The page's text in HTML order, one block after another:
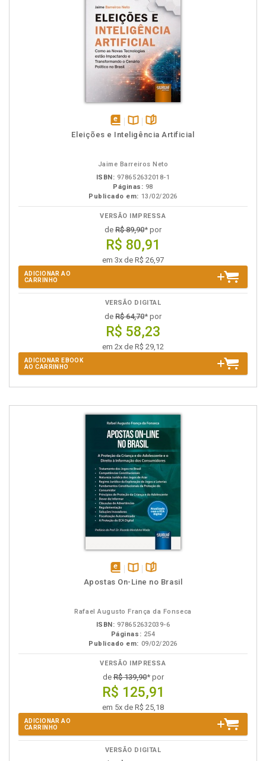
disponívelDisponível
páginas
Eleições e Inteligência Artificial
Jaime Barreiros Neto
ISBN: 978652632018-1
Páginas: 98
Publicado em: 13/02/2026
VERSÃO IMPRESSA
de R$ 89,90* por
R$ 80,91
em 3x de R$ 26,97
ADICIONAR AO
CARRINHO
VERSÃO DIGITAL
de R$ 64,70* por
R$ 58,23
em 2x de R$ 29,12
ADICIONAR EBOOK
AO CARRINHO
disponívelDisponível
páginas
Apostas On-Line no Brasil
Rafael Augusto França da Fonseca
ISBN: 978652632039-6
Páginas: 254
Publicado em: 09/02/2026
VERSÃO IMPRESSA
deR$ 139,90* por
R$ 125,91
em 5x de R$ 25,18
ADICIONAR AO
CARRINHO
VERSÃO DIGITAL